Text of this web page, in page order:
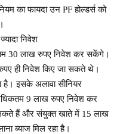
का फायदा उन PF होल्डर्स को
निवेश
30 लाख रुपए निवेश कर सकेंगे।
ही निवेश किए जा सकते थे।
है। इसके अलावा सीनियर
9 लाख रुपए निवेश कर
सकते हैं और संयुक्त खाते में 15 लाख
ब्याज मिल रहा है।